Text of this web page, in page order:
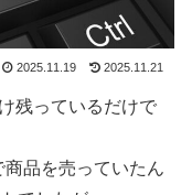
2025.11.19 2025.11.21
残っているだけで
品を売っていたん